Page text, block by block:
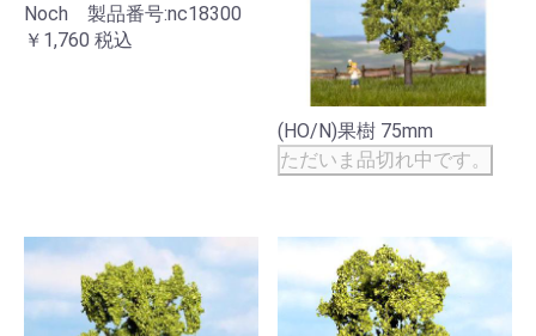
Noch 製品番号:nc18300
￥1,760 税込
(HO/N)果樹 75mm
ただいま品切れ中です。